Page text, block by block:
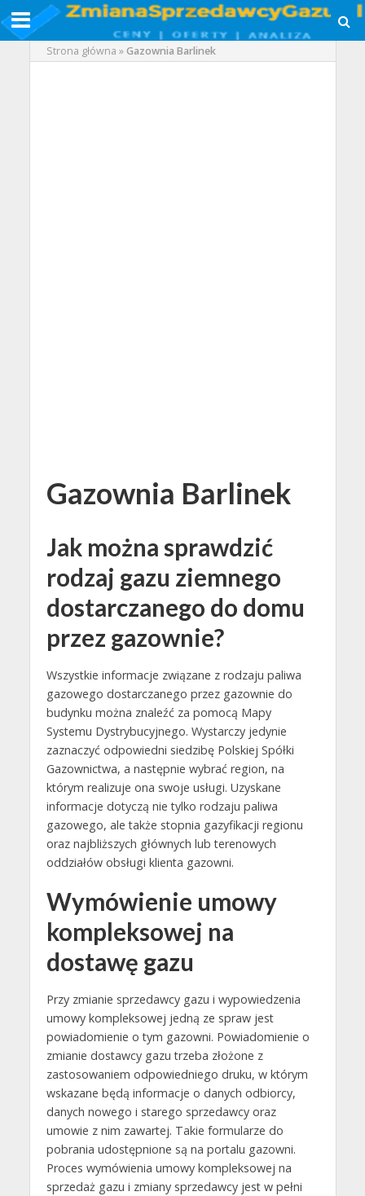
Strona główna »Gazownia Barlinek
Gazownia Barlinek
Jak można sprawdzić
rodzaj gazu ziemnego
dostarczanego do domu
przez gazownie?
Wszystkie informacje związane z rodzaju paliwa
gazowego dostarczanego przez gazownie do
budynku można znaleźć za pomocą Mapy
Systemu Dystrybucyjnego. Wystarczy jedynie
zaznaczyć odpowiedni siedzibę Polskiej Spółki
Gazownictwa, a następnie wybrać region, na
którym realizuje ona swoje usługi. Uzyskane
informacje dotyczą nie tylko rodzaju paliwa
gazowego, ale także stopnia gazyfikacji regionu
oraz najbliższych głównych lub terenowych
oddziałów obsługi klienta gazowni.
Wymówienie umowy
kompleksowej na
dostawę gazu
Przy zmianie sprzedawcy gazu i wypowiedzenia
umowy kompleksowej jedną ze spraw jest
powiadomienie o tym gazowni. Powiadomienie o
zmianie dostawcy gazu trzeba złożone z
zastosowaniem odpowiedniego druku, w którym
wskazane będą informacje o danych odbiorcy,
danych nowego i starego sprzedawcy oraz
umowie z nim zawartej. Takie formularze do
pobrania udostępnione są na portalu gazowni.
Proces wymówienia umowy kompleksowej na
sprzedaż gazu i zmiany sprzedawcy jest w pełni